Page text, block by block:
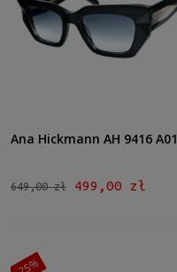
Ana Hickmann AH 9416 A01
649,00 zł 499,00 zł